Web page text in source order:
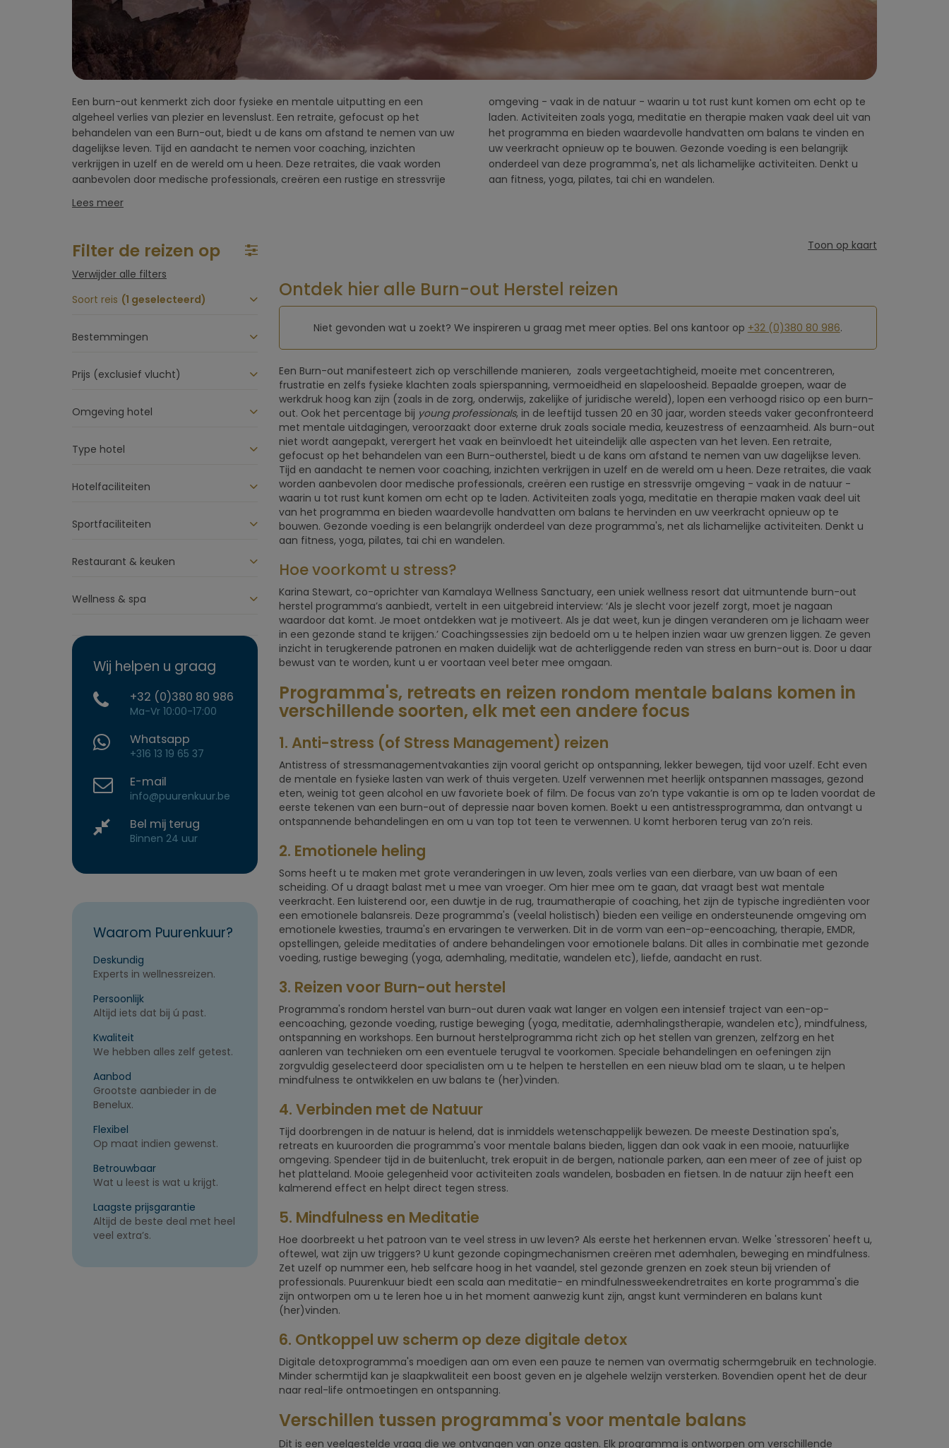
Een burn-out kenmerkt zich door fysieke en mentale uitputting en een
algeheel verlies van plezier en levenslust. Een retraite, gefocust op het
behandelen van een Burn-out, biedt u de kans om afstand te nemen van uw
dagelijkse leven. Tijd en aandacht te nemen voor coaching, inzichten
verkrijgen in uzelf en de wereld om u heen. Deze retraites, die vaak worden
aanbevolen door medische professionals, creëren een rustige en stressvrije
omgeving - vaak in de natuur - waarin u tot rust kunt komen om echt op te
laden. Activiteiten zoals yoga, meditatie en therapie maken vaak deel uit van
het programma en bieden waardevolle handvatten om balans te vinden en
uw veerkracht opnieuw op te bouwen. Gezonde voeding is een belangrijk
onderdeel van deze programma's, net als lichamelijke activiteiten. Denkt u
aan fitness, yoga, pilates, tai chi en wandelen.
Lees meer
Hotelfaciliteiten
Sportfaciliteiten
Wellness & spa
Filter de reizen op
Verwijder alle filters
Soort reis (1 geselecteerd)
Bestemmingen
Prijs (exclusief vlucht)
Omgeving hotel
Type hotel
Hotelfaciliteiten
Sportfaciliteiten
Restaurant & keuken
Wellness & spa
Wij helpen u graag
+32 (0)380 80 986
Ma-Vr 10:00-17:00
Whatsapp
+316 13 19 65 37
E-mail
info@puurenkuur.be
Bel mij terug
Binnen 24 uur
Waarom Puurenkuur?
Deskundig
Experts in wellnessreizen.
Persoonlijk
Altijd iets dat bij ú past.
Kwaliteit
We hebben alles zelf getest.
Aanbod
Grootste aanbieder in de
Benelux.
Flexibel
Op maat indien gewenst.
Betrouwbaar
Wat u leest is wat u krijgt.
Laagste prijsgarantie
Altijd de beste deal met heel
veel extra’s.
Toon op kaart
Ontdek hier alle Burn-out Herstel reizen
Niet gevonden wat u zoekt? We inspireren u graag met meer opties. Bel ons kantoor op +32 (0)380 80 986.
Een Burn-out manifesteert zich op verschillende manieren, zoals vergeetachtigheid, moeite met concentreren,
frustratie en zelfs fysieke klachten zoals spierspanning, vermoeidheid en slapeloosheid. Bepaalde groepen, waar de
werkdruk hoog kan zijn (zoals in de zorg, onderwijs, zakelijke of juridische wereld), lopen een verhoogd risico op een burn-
out. Ook het percentage bij young professionals, in de leeftijd tussen 20 en 30 jaar, worden steeds vaker geconfronteerd
met mentale uitdagingen, veroorzaakt door externe druk zoals sociale media, keuzestress of eenzaamheid. Als burn-out
niet wordt aangepakt, verergert het vaak en beïnvloedt het uiteindelijk alle aspecten van het leven. Een retraite,
gefocust op het behandelen van een Burn-outherstel, biedt u de kans om afstand te nemen van uw dagelijkse leven.
Tijd en aandacht te nemen voor coaching, inzichten verkrijgen in uzelf en de wereld om u heen. Deze retraites, die vaak
worden aanbevolen door medische professionals, creëren een rustige en stressvrije omgeving - vaak in de natuur -
waarin u tot rust kunt komen om echt op te laden. Activiteiten zoals yoga, meditatie en therapie maken vaak deel uit
van het programma en bieden waardevolle handvatten om balans te hervinden en uw veerkracht opnieuw op te
bouwen. Gezonde voeding is een belangrijk onderdeel van deze programma's, net als lichamelijke activiteiten. Denkt u
aan fitness, yoga, pilates, tai chi en wandelen.
Hoe voorkomt u stress?
Karina Stewart, co-oprichter van Kamalaya Wellness Sanctuary, een uniek wellness resort dat uitmuntende burn-out
herstel programma’s aanbiedt, vertelt in een uitgebreid interview: ‘Als je slecht voor jezelf zorgt, moet je nagaan
waardoor dat komt. Je moet ontdekken wat je motiveert. Als je dat weet, kun je dingen veranderen om je lichaam weer
in een gezonde stand te krijgen.’ Coachingssessies zijn bedoeld om u te helpen inzien waar uw grenzen liggen. Ze geven
inzicht in terugkerende patronen en maken duidelijk wat de achterliggende reden van stress en burn-out is. Door u daar
bewust van te worden, kunt u er voortaan veel beter mee omgaan.
Programma's, retreats en reizen rondom mentale balans komen in
verschillende soorten, elk met een andere focus
1. Anti-stress (of Stress Management) reizen
Antistress of stressmanagementvakanties zijn vooral gericht op ontspanning, lekker bewegen, tijd voor uzelf. Echt even
de mentale en fysieke lasten van werk of thuis vergeten. Uzelf verwennen met heerlijk ontspannen massages, gezond
eten, weinig tot geen alcohol en uw favoriete boek of film. De focus van zo’n type vakantie is om op te laden voordat de
eerste tekenen van een burn-out of depressie naar boven komen. Boekt u een antistressprogramma, dan ontvangt u
ontspannende behandelingen en om u van top tot teen te verwennen. U komt herboren terug van zo’n reis.
2. Emotionele heling
Soms heeft u te maken met grote veranderingen in uw leven, zoals verlies van een dierbare, van uw baan of een
scheiding. Of u draagt balast met u mee van vroeger. Om hier mee om te gaan, dat vraagt best wat mentale
veerkracht. Een luisterend oor, een duwtje in de rug, traumatherapie of coaching, het zijn de typische ingrediënten voor
een emotionele balansreis. Deze programma's (veelal holistisch) bieden een veilige en ondersteunende omgeving om
emotionele kwesties, trauma's en ervaringen te verwerken. Dit in de vorm van een-op-eencoaching, therapie, EMDR,
opstellingen, geleide meditaties of andere behandelingen voor emotionele balans. Dit alles in combinatie met gezonde
voeding, rustige beweging (yoga, ademhaling, meditatie, wandelen etc), liefde, aandacht en rust.
3. Reizen voor Burn-out herstel
Programma's rondom herstel van burn-out duren vaak wat langer en volgen een intensief traject van een-op-
eencoaching, gezonde voeding, rustige beweging (yoga, meditatie, ademhalingstherapie, wandelen etc), mindfulness,
ontspanning en workshops. Een burnout herstelprogramma richt zich op het stellen van grenzen, zelfzorg en het
aanleren van technieken om een eventuele terugval te voorkomen. Speciale behandelingen en oefeningen zijn
zorgvuldig geselecteerd door specialisten om u te helpen te herstellen en een nieuw blad om te slaan, u te helpen
mindfulness te ontwikkelen en uw balans te (her)vinden.
4. Verbinden met de Natuur
Tijd doorbrengen in de natuur is helend, dat is inmiddels wetenschappelijk bewezen. De meeste Destination spa's,
retreats en kuuroorden die programma's voor mentale balans bieden, liggen dan ook vaak in een mooie, natuurlijke
omgeving. Spendeer tijd in de buitenlucht, trek eropuit in de bergen, nationale parken, aan een meer of zee of juist op
het platteland. Mooie gelegenheid voor activiteiten zoals wandelen, bosbaden en fietsen. In de natuur zijn heeft een
kalmerend effect en helpt direct tegen stress.
5. Mindfulness en Meditatie
Hoe doorbreekt u het patroon van te veel stress in uw leven? Als eerste het herkennen ervan. Welke 'stressoren' heeft u,
oftewel, wat zijn uw triggers? U kunt gezonde copingmechanismen creëren met ademhalen, beweging en mindfulness.
Zet uzelf op nummer een, heb selfcare hoog in het vaandel, stel gezonde grenzen en zoek steun bij vrienden of
professionals. Puurenkuur biedt een scala aan meditatie- en mindfulnessweekendretraites en korte programma's die
zijn ontworpen om u te leren hoe u in het moment aanwezig kunt zijn, angst kunt verminderen en balans kunt
(her)vinden.
6. Ontkoppel uw scherm op deze digitale detox
Digitale detoxprogramma's moedigen aan om even een pauze te nemen van overmatig schermgebruik en technologie.
Minder schermtijd kan je slaapkwaliteit een boost geven en je algehele welzijn versterken. Bovendien opent het de deur
naar real-life ontmoetingen en ontspanning.
Verschillen tussen programma's voor mentale balans
Dit is een veelgestelde vraag die we ontvangen van onze gasten. Elk programma is ontworpen om verschillende